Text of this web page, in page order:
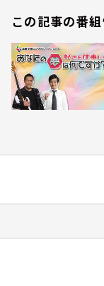
この記事の番